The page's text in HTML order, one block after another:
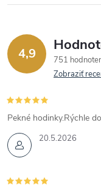
4,9
751
Zobraziť
20.5.2026
Pekné hodinky.Rýchle